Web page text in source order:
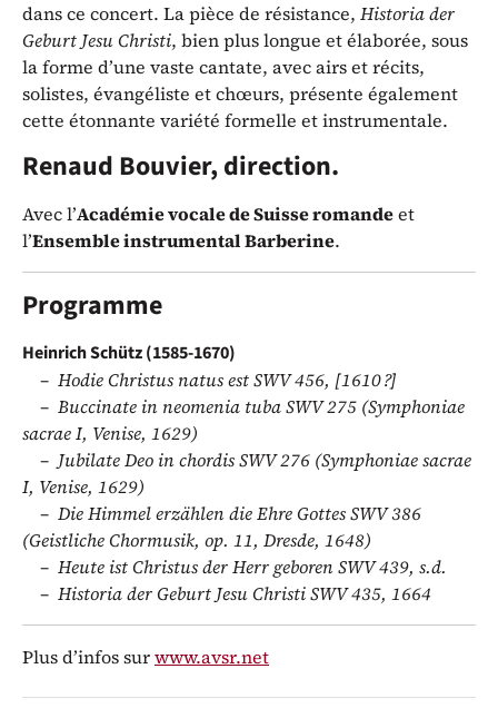
dans ce concert. La pièce de résistance, Historia der
Geburt Jesu Christi, bien plus longue et élaborée, sous
la forme d’une vaste cantate, avec airs et récits,
solistes, évangéliste et chœurs, présente également
cette étonnante variété formelle et instrumentale.
Renaud Bouvier, direction.
Avec l’Académie vocale de Suisse romandeet
l’Ensemble instrumental Barberine.
Programme
Heinrich Schütz (1585-1670)
Hodie Christus natus est SWV 456, [1610 ?]
Buccinate in neomenia tuba SWV 275 (Symphoniae
sacrae I, Venise, 1629)
Jubilate Deo in chordis SWV 276 (Symphoniae sacrae
I, Venise, 1629)
Die Himmel erzählen die Ehre Gottes SWV 386
(Geistliche Chormusik, op. 11, Dresde, 1648)
Heute ist Christus der Herr geboren SWV 439, s.d.
Historia der Geburt Jesu Christi SWV 435, 1664
Plus d’infos surwww.avsr.net